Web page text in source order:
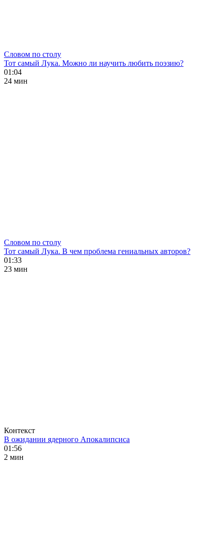
Словом по столу
Тот самый Лука. Можно ли научить любить поэзию?
01:04
24 мин
Словом по столу
Тот самый Лука. В чем проблема гениальных авторов?
01:33
23 мин
Контекст
В ожидании ядерного Апокалипсиса
01:56
2 мин